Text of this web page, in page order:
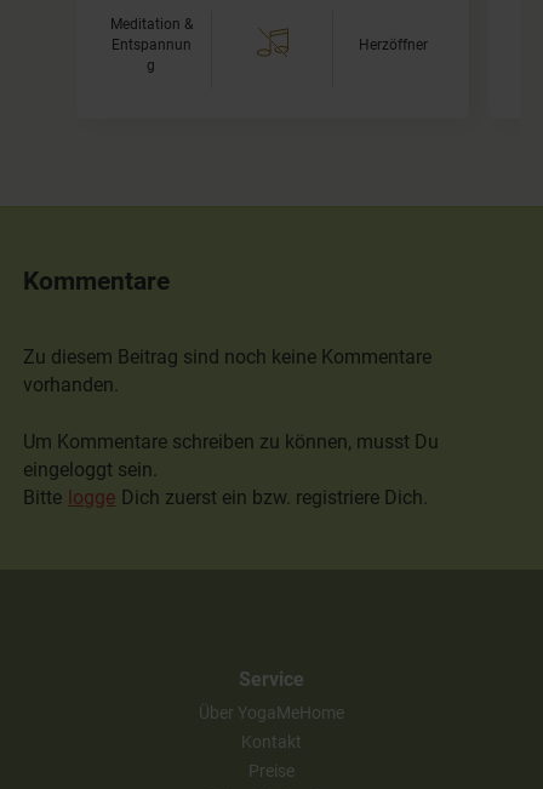
Meditation &
Entspannun
g
Herzöffner
Kommentare
Zu diesem Beitrag sind noch keine Kommentare
vorhanden.
Um Kommentare schreiben zu können, musst Du
eingeloggt sein.
Bitte logge Dich zuerst ein bzw. registriere Dich.
Service
Über YogaMeHome
Kontakt
Preise